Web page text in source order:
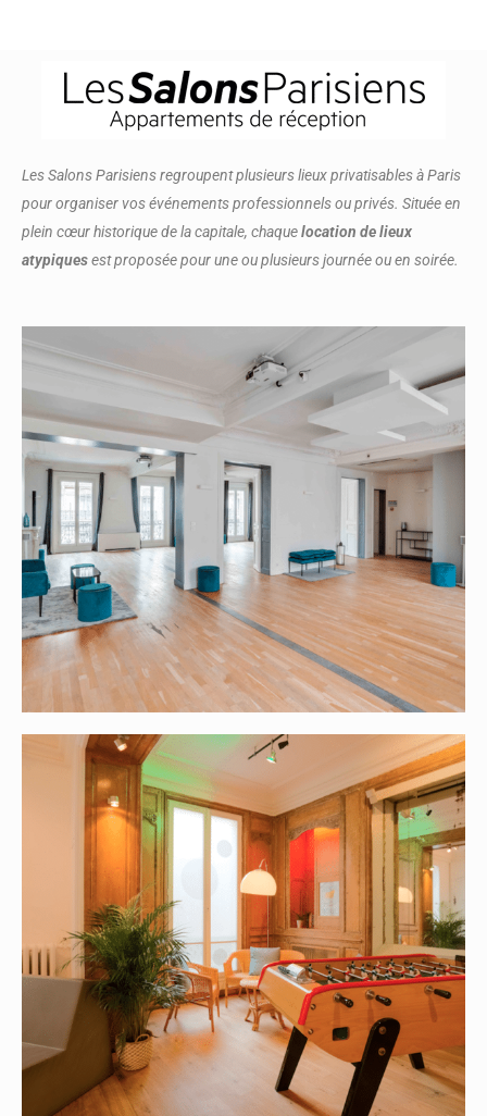
Les Salons Parisiens regroupent plusieurs lieux privatisables à Paris
pour organiser vos événements professionnels ou privés. Située en
plein cœur historique de la capitale, chaquelocation de lieux
atypiquesest proposée pour une ou plusieurs journée ou en soirée.